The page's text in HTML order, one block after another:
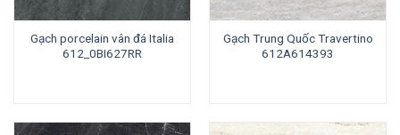
Gạch porcelain vân đá Italia
612_0BI627RR
Gạch Trung Quốc Travertino
612A614393